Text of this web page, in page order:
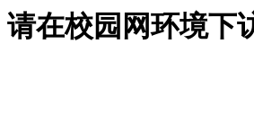
请在校园网环境下